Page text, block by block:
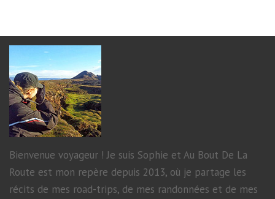
Bienvenue voyageur ! Je suis Sophie et Au Bout De La
Route est mon repère depuis 2013, où je partage les
récits de mes road-trips, de mes randonnées et de mes